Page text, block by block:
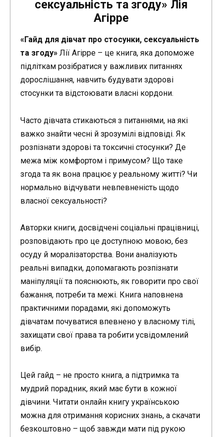
сексуальність та згоду» Лія
Агірре
«Гайд для дівчат про стосунки, сексуальність
та згоду» Лії Агірре – це книга, яка допоможе
підліткам розібратися у важливих питаннях
дорослішання, навчить будувати здорові
стосунки та відстоювати власні кордони.
Часто дівчата стикаються з питаннями, на які
важко знайти чесні й зрозумілі відповіді. Як
розпізнати здорові та токсичні стосунки? Де
межа між комфортом і примусом? Що таке
згода та як вона працює у реальному житті? Чи
нормально відчувати невпевненість щодо
власної сексуальності?
Авторки книги, досвідчені соціальні працівниці,
розповідають про це доступною мовою, без
осуду й моралізаторства. Вони аналізують
реальні випадки, допомагають розпізнати
маніпуляції та пояснюють, як говорити про свої
бажання, потреби та межі. Книга наповнена
практичними порадами, які допоможуть
дівчатам почуватися впевнено у власному тілі,
захищати свої права та робити усвідомлений
вибір.
Цей гайд – не просто книга, а підтримка та
мудрий порадник, який має бути в кожної
дівчини. Читати онлайн книгу українською
можна для отримання корисних знань, а скачати
безкоштовно – щоб завжди мати під рукою